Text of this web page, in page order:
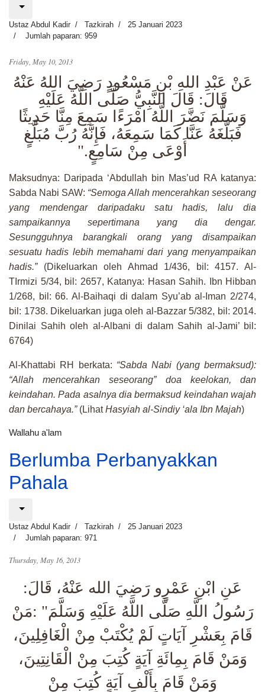
Ustaz Abdul Kadir Tazkirah
25 Januari 2023
Jumlah paparan: 959
Friday, May 10, 2013
عَنْ عَبْدِ اللهِ بْنِ مَسْعُودٍ رَضِيَ اللهُ عَنْهُ
قَالَ: قَالَ النَّبِيُّ صَلَّى اللَّهُ عَلَيْهِ
وَسَلَّمَ نَضَّرَ اللَّهُ امْرَءًا سَمِعَ مِنَّا حَدِيثًا
فَبَلَّغَهُ عَنَّا كَمَا سَمِعَهُ، فَإِنَّهُ رُبَّ مُبَلَّغٍ
أَوْعَى مِنْ سَامِعٍ".
Maksudnya: Daripada ‘Abdullah bin Mas’ud RA katanya:
Sabda Nabi SAW: “Semoga Allah mencerahkan seseorang
yang mendengar daripadaku satu hadis, lalu dia
sampaikannya sepertimana yang dia dengar.
Sesungguhnya barangkali orang yang disampaikan
sesuatu hadis lebih memahami dari yang menyampaikan
hadis.” (Dikeluarkan oleh Ahmad 1/436, bil: 4157. Al-
TIrmizi 5/34, bil: 2657, Katanya: Hasan Sahih. Ibn Hibban
1/268, bil: 66. Al-Baihaqi di dalam Syu’ab al-Iman 2/274,
bil: 1738. Dikeluarkan juga oleh al-Bazzar 5/382, bil: 2014.
Dinilai Sahih oleh al-Albani di dalam Sahih al-Jami’ bil:
6764)
Al-Khattabi RH berkata: “Sabda Nabi (yang bermaksud):
“Allah mencerahkan seseorang” doa keelokan, dan
keindahan. Pada asalnya dia bermaksud keindahan wajah
dan bercahaya.” (LihatHasyiah al-Sindiy ‘ala Ibn Majah)
Wallahu a'lam
Berlumba Perbanyakkan
Pahala
Ustaz Abdul Kadir Tazkirah
25 Januari 2023
Jumlah paparan: 971
Thursday, May 16, 2013
عَنِ ابْنِ عَمْرٍو رَضِيَ الله عَنْهُ، قَالَ:
رَسُولُ اللَّهِ صَلَّى اللَّهُ عَلَيْهِ وَسَلَّمَ: "مَنْ
قَامَ بِعَشْرِ آيَاتٍ لَمْ يُكْتَبْ مِنْ الْغَافِلِينَ،
وَمَنْ قَامَ بِمِائَةِ آيَةٍ كُتِبَ مِنْ الْقَانِتِينَ،
وَمَنْ قَامَ بِأَلْفِ آيَةٍ كُتِبَ مِنْ